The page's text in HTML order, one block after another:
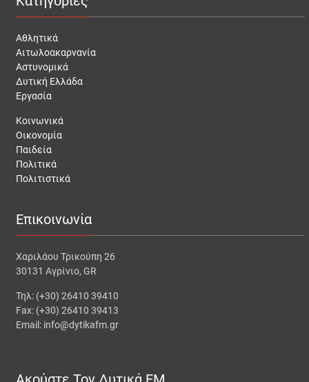
Αθλητικά
Αιτωλοακαρνανία
Αστυνομικά
Δυτική Ελλάδα
Εργασία
Κοινωνικά
Οικονομία
Παιδεία
Πολιτικά
Πολιτιστικά
Επικοινωνία
Χαριλάου Τρικούπη 26
30131 Αγρίνιο, GR
Τηλ: (+30) 26410 39410
Fax: (+30) 26410 39413
Email: info@dytikafm.gr